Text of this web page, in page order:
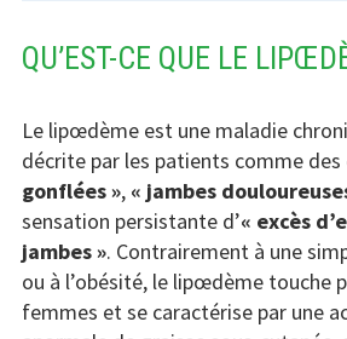
QU’EST-CE QUE LE
Le lipœdème est une maladie
décrite par les patients comme des
gonflées », « jambes
sensation persistante d’« excès
jambes ». Contrairement à une
ou à l’obésité, le lipœdème touche
femmes et se caractérise par une